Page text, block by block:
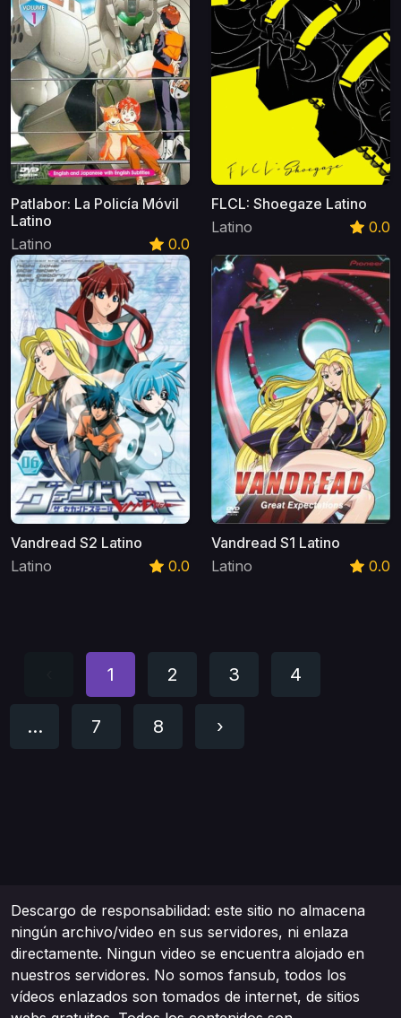
Patlabor: La Policía Móvil
Latino
Latino
0.0
FLCL: Shoegaze Latino
Latino
0.0
Vandread S2 Latino
Latino
0.0
Vandread S1 Latino
Latino
0.0
1 2 3 4
... 7 8 ›
Descargo de responsabilidad: este sitio no almacena
ningún archivo/video en sus servidores, ni enlaza
directamente. Ningun video se encuentra alojado en
nuestros servidores. No somos fansub, todos los
vídeos enlazados son tomados de internet, de sitios